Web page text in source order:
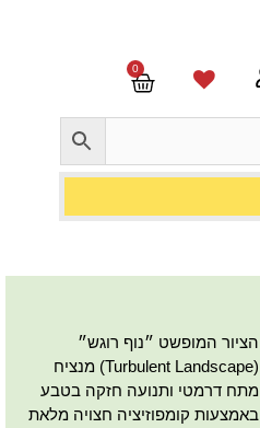
0
הציור המופשט ״נוף רוגש״
(Turbulent Landscape) מנציח
מתח דרמטי ותנועה חזקה בטבע
באמצעות קומפוזיציה חצויה מלאת